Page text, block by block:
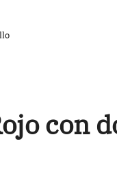
con